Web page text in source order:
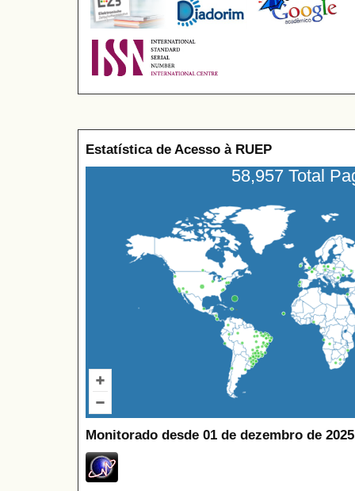
Estatística de Acesso à RUEP
58,957 Total
Monitorado desde 01 de dezembro de